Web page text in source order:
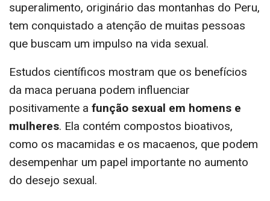
superalimento, originário das montanhas do Peru,
tem conquistado a atenção de muitas pessoas
que buscam um impulso na vida sexual.
Estudos científicos mostram que os benefícios
da maca peruana podem influenciar
positivamente a função sexual em homens e
mulheres. Ela contém compostos bioativos,
como os macamidas e os macaenos, que podem
desempenhar um papel importante no aumento
do desejo sexual.